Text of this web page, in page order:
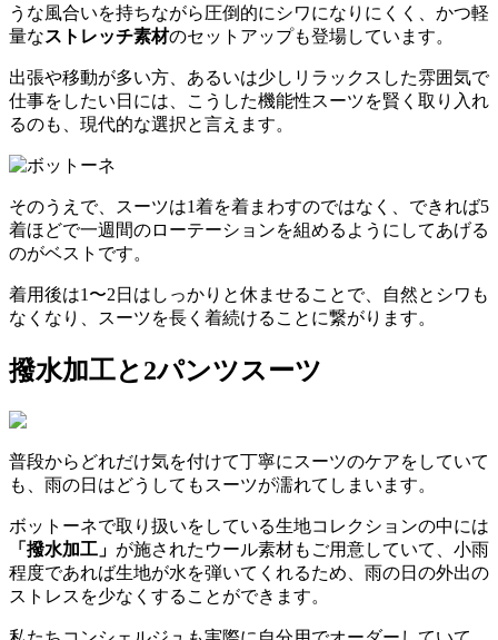
うな風合いを持ちながら圧倒的にシワになりにくく、かつ軽
量なストレッチ素材のセットアップも登場しています。
出張や移動が多い方、あるいは少しリラックスした雰囲気で
仕事をしたい日には、こうした機能性スーツを賢く取り入れ
るのも、現代的な選択と言えます。
そのうえで、スーツは1着を着まわすのではなく、できれば5
着ほどで一週間のローテーションを組めるようにしてあげる
のがベストです。
着用後は1〜2日はしっかりと休ませることで、自然とシワも
なくなり、スーツを長く着続けることに繋がります。
撥水加工と2パンツスーツ
普段からどれだけ気を付けて丁寧にスーツのケアをしていて
も、雨の日はどうしてもスーツが濡れてしまいます。
ボットーネで取り扱いをしている生地コレクションの中には
「撥水加工」 が施されたウール素材もご用意していて、小雨
程度であれば生地が水を弾いてくれるため、雨の日の外出の
ストレスを少なくすることができます。